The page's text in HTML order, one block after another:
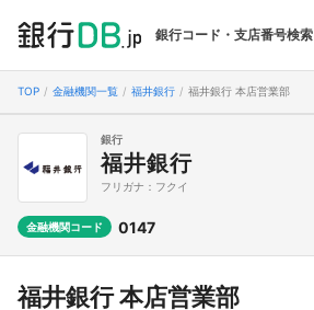
銀行コード・支店番号検索
TOP 金融機関一覧 福井銀行 福井銀行 本店営業部
銀行
福井銀行
フリガナ：フクイ
金融機関コード 0147
福井銀行 本店営業部